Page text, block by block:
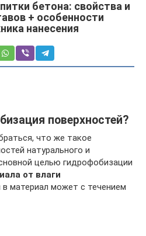
бетона: свойства и
+ особенности
нанесения
поверхностей?
что же такое
натурального и
целью гидрофобизации
от влаги
материал может с течением